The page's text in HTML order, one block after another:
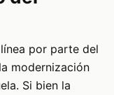
por parte del
modernización
Si bien la